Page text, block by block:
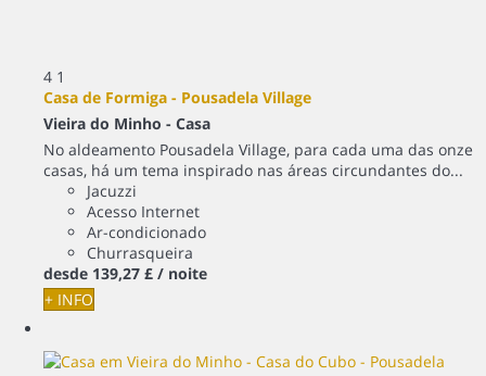
4 1
Casa de Formiga - Pousadela Village
Vieira do Minho - Casa
No aldeamento Pousadela Village, para cada uma das onze
casas, há um tema inspirado nas áreas circundantes do...
Jacuzzi
Acesso Internet
Ar-condicionado
Churrasqueira
desde 139,27 £ / noite
+ INFO